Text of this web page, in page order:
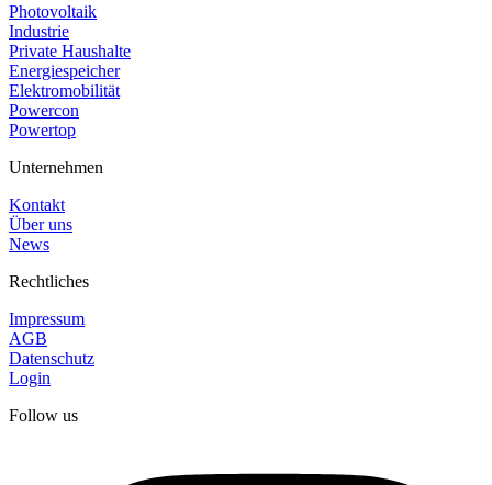
Photovoltaik
Industrie
Private Haushalte
Energiespeicher
Elektromobilität
Powercon
Powertop
Unternehmen
Kontakt
Über uns
News
Rechtliches
Impressum
AGB
Datenschutz
Login
Follow us